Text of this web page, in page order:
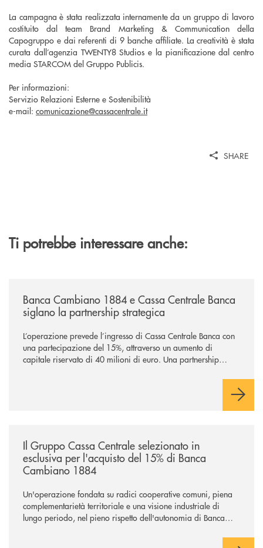
La campagna è stata realizzata internamente da un gruppo di lavoro
costituito dal team Brand Marketing & Communication della
Capogruppo e dai referenti di 9 banche affiliate. La creatività è stata
curata dall’agenzia TWENTY8 Studios e la pianificazione dal centro
media STARCOM del Gruppo Publicis.
Per informazioni:
Servizio Relazioni Esterne e Sostenibilità
e-mail: comunicazione@cassacentrale.it
SHARE
Ti potrebbe interessare anche:
Banca Cambiano 1884 e Cassa Centrale Banca
siglano la partnership strategica
L’operazione prevede l’ingresso di Cassa Centrale Banca con
una partecipazione del 15%, attraverso un aumento di
capitale riservato di 40 milioni di euro. Una partnership
comuni e sulla prossimità ai territori, per ampliare l’offerta e
Il Gruppo Cassa Centrale selezionato in
esclusiva per l'acquisto del 15% di Banca
Cambiano 1884
Un'operazione fondata su radici cooperative comuni, piena
complementarietà territoriale e una visione industriale di
lungo periodo, nel pieno rispetto dell'autonomia di Banca
negoziazione esclusiva per la finalizzazione dell’operazione.